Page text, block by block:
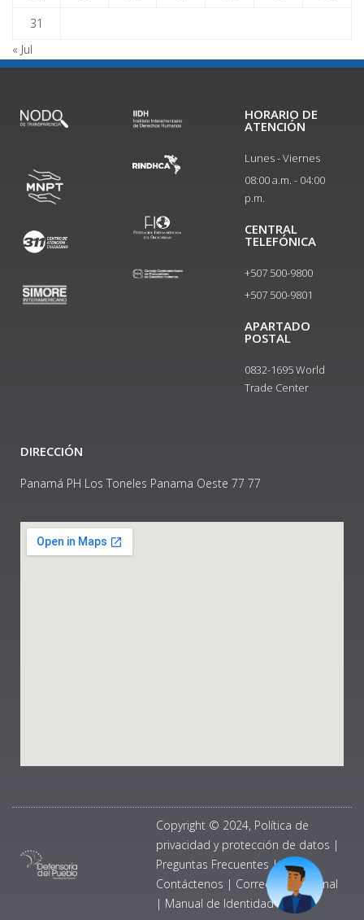
31
« Jul
HORARIO DE
ATENCIÓN
Lunes - Viernes
08:00 a.m. - 04:00
p.m.
CENTRAL
TELEFÓNICA
+507 500-9800
+507 500-9801​
APARTADO
POSTAL
0832-1695 World
Trade Center
DIRECCIÓN
Panamá PH Los Toneles Panama Oeste 77 77
Copyright © 2024, Política de
privacidad y protección de datos |
Preguntas Frecuentes |
Contáctenos | Correo Institucional
| Manual de Identidad Visual